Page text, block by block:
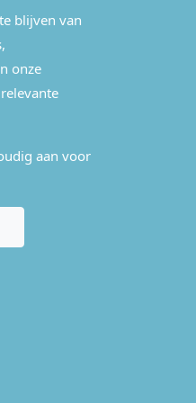
blijven van
onze
aan voor